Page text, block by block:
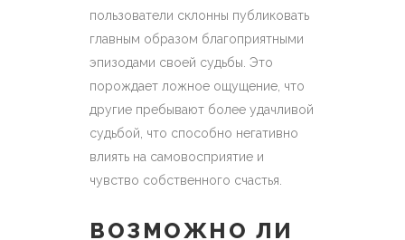
пользователи склонны публиковать
главным образом благоприятными
эпизодами своей судьбы. Это
порождает ложное ощущение, что
другие пребывают более удачливой
судьбой, что способно негативно
влиять на самовосприятие и
чувство собственного счастья.
ВОЗМОЖНО ЛИ